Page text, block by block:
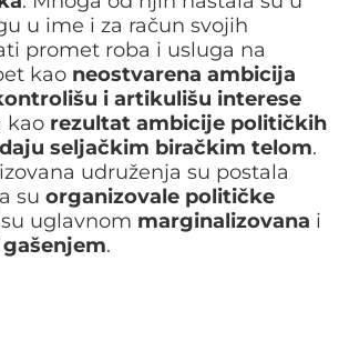
u ime i za račun svojih
promet roba i usluga na
kao neostvarena ambicija
i artikulišu interese
kao rezultat ambicije političkih
seljačkim biračkim telom.
udruženja su postala
su organizovale političke
su uglavnom marginalizovana i
.